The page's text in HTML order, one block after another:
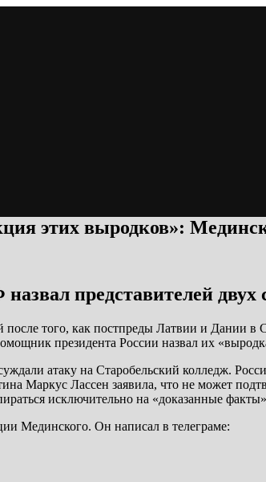
этих выродков»:
представителей
того, как постпреды Латвии и Дании
президента России назвал их
атаку на Старобельский колледж.
Маркус Лассен заявила, что не может
исключительно на «доказанные
Мединского. Он написал в телеграме: